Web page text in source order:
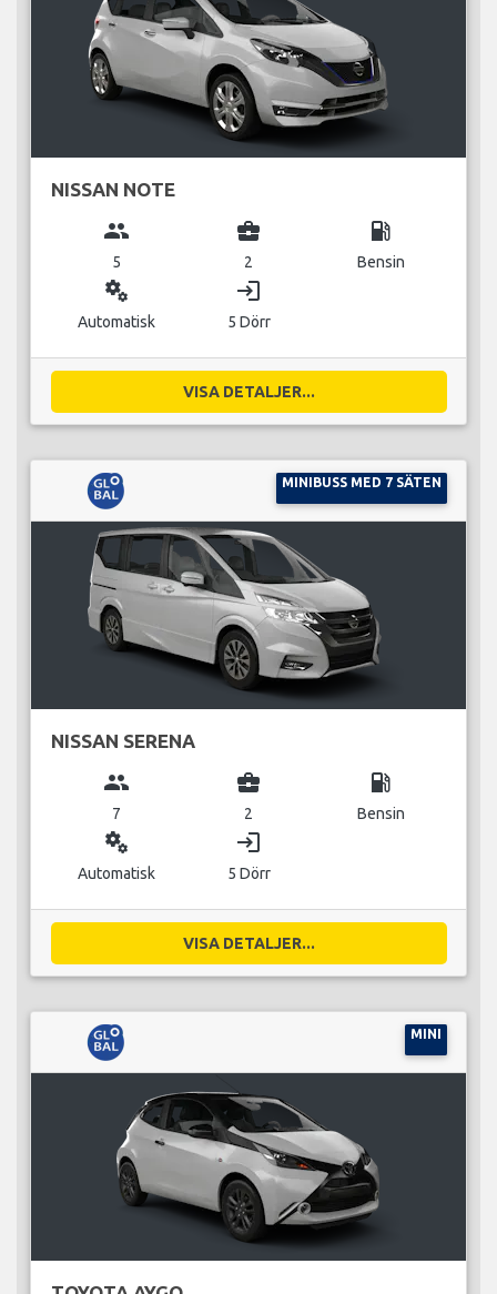
NISSAN NOTE
group
5
business_center
2
local_gas_station
Bensin
miscellaneous_services
Automatisk
login
5 Dörr
VISA DETALJER...
MINIBUSS MED 7 SÄTEN
NISSAN SERENA
group
7
business_center
2
local_gas_station
Bensin
miscellaneous_services
Automatisk
login
5 Dörr
VISA DETALJER...
MINI